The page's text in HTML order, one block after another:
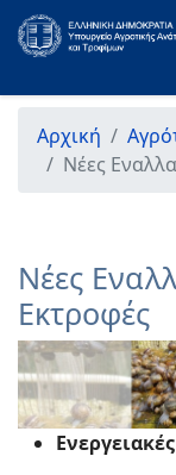
Αρχική
Νέες
Νέες
Εκτροφές